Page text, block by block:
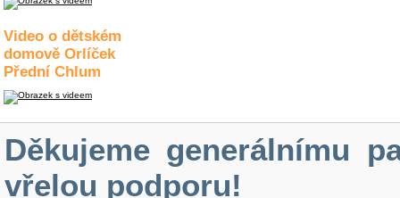
Video o dětském
domově Orlíček
Přední Chlum
Děkujeme generálnímu
vřelou podporu!